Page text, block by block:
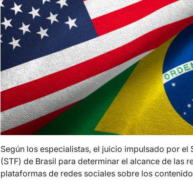
Según los especialistas, el juicio impulsado por el
(STF) de Brasil para determinar el alcance de las
plataformas de redes sociales sobre los